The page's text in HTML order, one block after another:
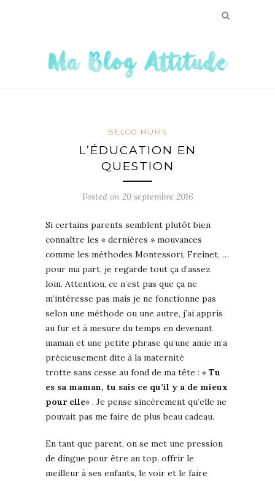
BELGO MUMS
L’ÉDUCATION EN
QUESTION
Posted on 20 septembre 2016
Si certains parents semblent plutôt bien
connaître les « dernières » mouvances
comme les méthodes Montessori, Freinet, …
pour ma part, je regarde tout ça d’assez
loin. Attention, ce n’est pas que ça ne
m’intéresse pas mais je ne fonctionne pas
selon une méthode ou une autre, j’ai appris
au fur et à mesure du temps en devenant
maman et une petite phrase qu’une amie m’a
précieusement dite à la maternité
trotte sans cesse au fond de ma tête : « Tu
es sa maman, tu sais ce qu’il y a de mieux
pour elle« . Je pense sincèrement qu’elle ne
pouvait pas me faire de plus beau cadeau.
En tant que parent, on se met une pression
de dingue pour être au top, offrir le
meilleur à ses enfants, le voir et le faire